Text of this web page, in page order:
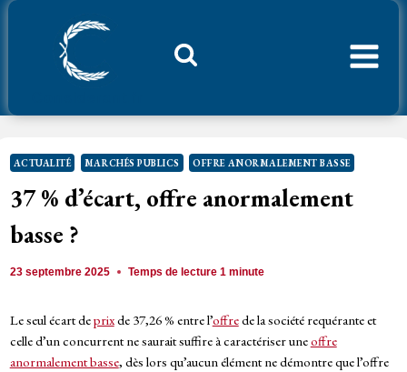
Aller
ACTUALITÉ MARCHÉS PUBLICS OFFRE ANORMALEMENT BASSE
37 % d’écart, offre anormalement
basse ?
23 septembre 2025 Temps de lecture1 minute
Le seul écart deprixde 37,26 % entre l’offrede la société requérante et
celle d’un concurrent ne saurait suffire à caractériser uneoffre
anormalement basse, dès lors qu’aucun élément ne démontre que l’offre